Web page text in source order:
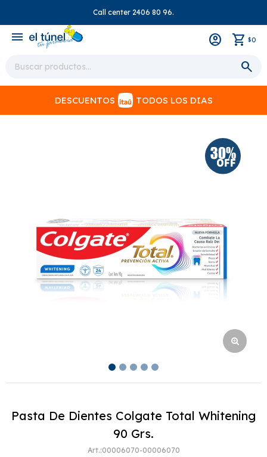
Call center 2406 80 96.
menu $0
DESCUENTOS TODOS LOS DIAS
Pasta De Dientes Colgate Total Whitening
90 Grs.
00006070-00006070
close